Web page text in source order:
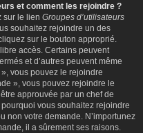
et comment les rejoindre ?
sur le lien Groupes d’utilisateurs
souhaitez rejoindre un des
sur le bouton approprié.
accès. Certains peuvent
et d’autres peuvent même
vous pouvez le rejoindre
», vous pouvez rejoindre le
approuvée par un chef de
vous souhaitez rejoindre
non votre demande. N’importunez
il a sûrement ses raisons.